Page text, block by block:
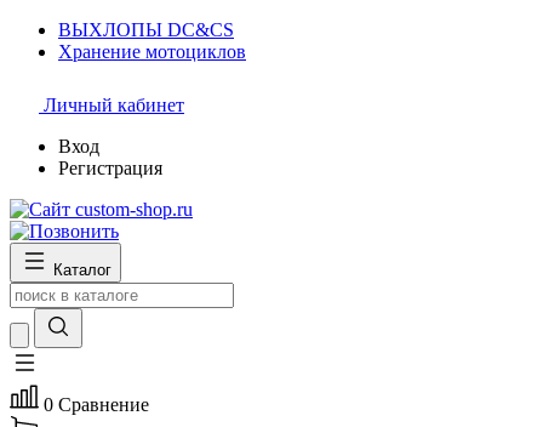
ВЫХЛОПЫ DC&CS
Хранение мотоциклов
Личный кабинет
Вход
Регистрация
Каталог
0 Сравнение